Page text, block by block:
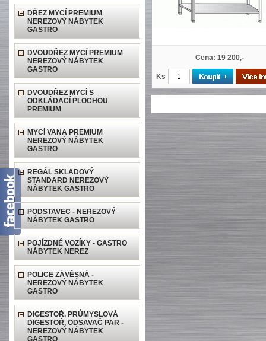
DŘEZ MYCÍ PREMIUM
NEREZOVÝ NÁBYTEK
GASTRO
DVOUDŘEZ MYCÍ PREMIUM
NEREZOVÝ NÁBYTEK
GASTRO
DVOUDŘEZ MYCÍ S
ODKLÁDACÍ PLOCHOU
PREMIUM
MYCÍ VANA PREMIUM
NEREZOVÝ NÁBYTEK
GASTRO
REGÁL SKLADOVÝ
STANDARD NEREZOVÝ
NÁBYTEK GASTRO
PODSTAVEC - NEREZOVÝ
NÁBYTEK GASTRO
POJÍZDNÉ VOZÍKY - GASTRO
NÁBYTEK NEREZ
POLICE ZÁVĚSNÁ -
NEREZOVÝ NÁBYTEK
GASTRO
DIGESTOŘ, PRŮMYSLOVÁ
DIGESTOŘ, ODSAVAČ PAR -
NEREZOVÝ NÁBYTEK
GASTRO
Cena: 19 200,-
Ks